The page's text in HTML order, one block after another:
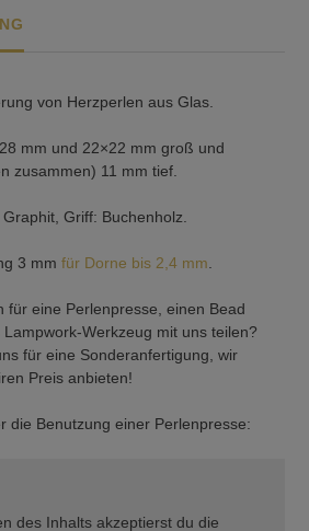
von Herzperlen aus Glas.
mm und 22×22 mm groß und
zusammen) 11 mm tief.
Griff: Buchenholz.
3 mmfür Dorne bis 2,4 mm
für eine Perlenpresse, einen Bead
Werkzeug mit uns teilen?
für eine Sonderanfertigung, wir
Preis anbieten!
die Benutzung einer Perlenpresse:
des Inhalts akzeptierst du die